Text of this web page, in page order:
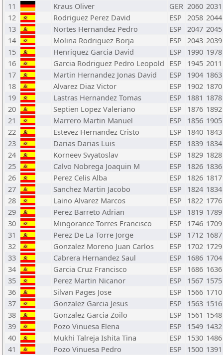
11
Kraus Oliver GER 2060 2031
12
Rodriguez Perez David ESP 2058 2044
13
Nortes Hernandez Pedro ESP 2047 2045
14
Molina Rodriguez Borja ESP 2043 2039
15
Henriquez Garcia David ESP 1990 1978
16
Garcia Rodriguez Pedro Leopold ESP 1945 2011
17
Martin Hernandez Jonas David ESP 1904 1863
18
Alvarez Diaz Victor ESP 1902 1870
19
Lastras Hernandez Tomas ESP 1881 1878
20
Septien Lopez Valeriano ESP 1876 1892
21
Marrero Martin Manuel ESP 1856 1905
22
Estevez Hernandez Cristo ESP 1840 1843
23
Darias Darias Luis ESP 1839 1834
24
Korneev Svyatoslav ESP 1829 1828
25
Calvo Nobrega Joaquin M ESP 1826 1836
26
Perez Celis Alba ESP 1826 1817
27
Sanchez Martin Jacobo ESP 1824 1834
28
Laino Alvarez Marcos ESP 1822 1776
29
Perez Barreto Adrian ESP 1819 1789
30
Mingorance Torres Francisco ESP 1746 1709
31
Perez De La Torre Jorge ESP 1712 1687
32
Gonzalez Moreno Juan Carlos ESP 1702 1729
33
Cabrera Hernandez Saul ESP 1686 1704
34
Garcia Cruz Francisco ESP 1686 1636
35
Perez Martin Nicanor ESP 1567 1575
36
Silvan Pages Jose ESP 1566 1710
37
Gonzalez Garcia Jesus ESP 1563 1516
38
Gonzalez Garcia Zoilo ESP 1561 1548
39
Pozo Vinuesa Elena ESP 1549 1432
40
Mukhi Talreja Ishita Tina ESP 1530 1486
41
Pozo Vinuesa Pedro ESP 1500 1391